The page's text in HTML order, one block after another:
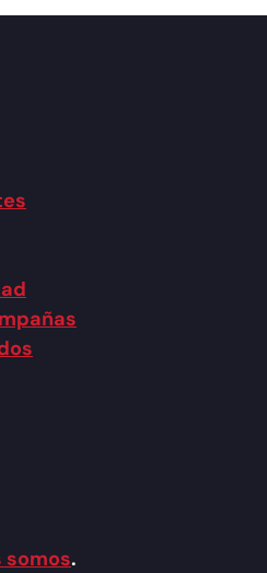
somos.